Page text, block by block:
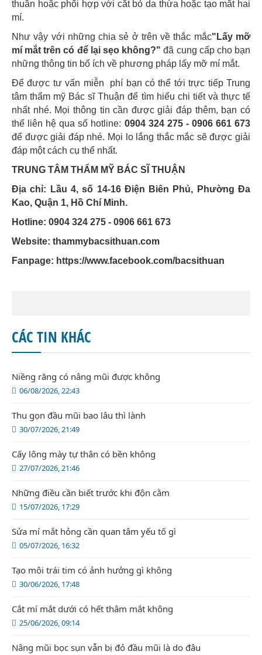
thuần hoặc phối hợp với cắt bỏ da thừa hoặc tạo mắt hai
mí.
Như vậy với những chia sẻ ở trên về thắc mắc"Lấy mỡ
mí mắt trên có để lại sẹo không?" đã cung cấp cho bạn
những thông tin bổ ích về phương pháp lấy mỡ mí mắt.
Để được tư vấn miễn phí bạn có thể tới trực tiếp Trung
tâm thẩm mỹ Bác sĩ Thuận để tìm hiểu chi tiết và thực tế
nhất nhé. Mọi thông tin cần được giải đáp thêm, bạn có
thể liên hệ qua số hotline: 0904 324 275 - 0906 661 673
để được giải đáp nhé. Mọi lo lắng thắc mắc sẽ được giải
đáp một cách cụ thể nhất.
TRUNG TÂM THẨM MỸ BÁC SĨ THUẬN
Địa chỉ: Lầu 4, số 14-16 Điện Biên Phủ, Phường Đa
Kao, Quận 1, Hồ Chí Minh.
Hotline: 0904 324 275 - 0906 661 673
Website: thammybacsithuan.com
Fanpage: https://www.facebook.com/bacsithuan
CÁC TIN KHÁC
06/08/2026, 22:43
Niềng răng có nâng mũi được không
30/07/2026, 21:49
Thu gọn đầu mũi bao lâu thì lành
27/07/2026, 21:46
Cấy lông mày tự thân có bền không
15/07/2026, 17:29
Những điều cần biết trước khi độn cằm
05/07/2026, 16:32
Sửa mí mắt hỏng cần quan tâm yếu tố gì
30/06/2026, 17:48
Tạo môi trái tim có ảnh hưởng gì không
25/06/2026, 09:14
Cắt mí mắt dưới có hết thâm mắt không
Nâng mũi bọc sụn vẫn bị đỏ đầu mũi là do đâu